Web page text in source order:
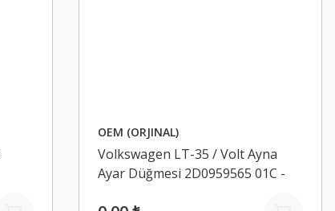
OEM (ORJINAL)
Volkswagen LT-35 / Volt Ayna
Ayar Düğmesi 2D0959565 01C -